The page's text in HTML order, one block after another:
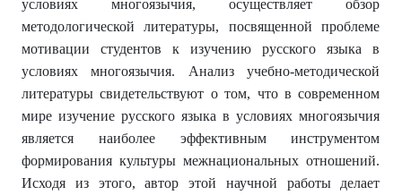
условиях многоязычия, осуществляет обзор
методологической литературы, посвященной проблеме
мотивации студентов к изучению русского языка в
условиях многоязычия. Анализ учебно-методической
литературы свидетельствуют о том, что в современном
мире изучение русского языка в условиях многоязычия
является наиболее эффективным инструментом
формирования культуры межнациональных отношений.
Исходя из этого, автор этой научной работы делает